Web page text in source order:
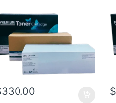
330.00 $